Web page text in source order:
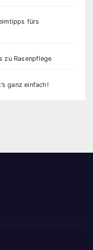
fürs
zu Rasenpflege
ganz einfach!